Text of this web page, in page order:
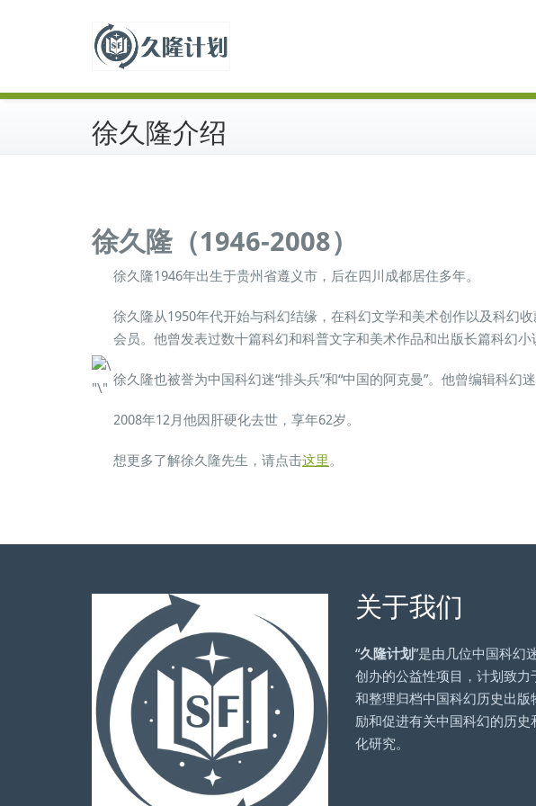
徐久隆介绍
徐久隆（1946-2008）
徐久隆1946年出生于贵州省遵义市，后在四川成都居住多年。
徐久隆从1950年代开始与科幻结缘，在科幻文学和美术创作以及科幻
会员。他曾发表过数十篇科幻和科普文字和美术作品和出版长篇科幻
徐久隆也被誉为中国科幻迷“排头兵”和“中国的阿克曼”。他曾编辑科
2008年12月他因肝硬化去世，享年62岁。
想更多了解徐久隆先生，请点击这里。
关于我们
“久隆计划”是由几位中国科幻
创办的公益性项目，计划致力
和整理归档中国科幻历史出版
励和促进有关中国科幻的历史
化研究。